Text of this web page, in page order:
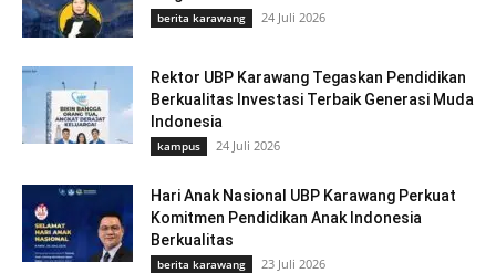
berita karawang 24 Juli 2026
Rektor UBP Karawang Tegaskan Pendidikan
Berkualitas Investasi Terbaik Generasi Muda
Indonesia
kampus 24 Juli 2026
Hari Anak Nasional UBP Karawang Perkuat
Komitmen Pendidikan Anak Indonesia
Berkualitas
berita karawang 23 Juli 2026